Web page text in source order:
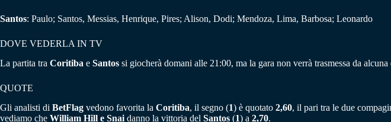
Santos: Paulo; Santos, Messias, Henrique, Pires; Alison, Dodi; Mendoza, Lima, Barbosa; Leonardo
DOVE VEDERLA IN TV
La partita tra Coritiba e Santos si giocherà domani alle 21:00, ma la gara non verrà trasmessa da alcuna
QUOTE
Gli analisti di BetFlag vedono favorita la Coritiba, il segno (1) è quotato 2,60, il pari tra le due
vediamo che William Hill e Snai danno la vittoria del Santos (1) a 2,70.